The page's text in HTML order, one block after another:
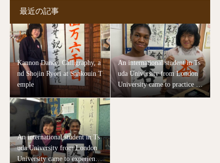
最近の記事
Kannon Dance, Calligraphy, a
nd Shojin Ryori at Sankouin T
emple
An international student in Ts
uda University from London
University came to practice ca
lligraphy.
An international student in Ts
uda University from London
University came to experience